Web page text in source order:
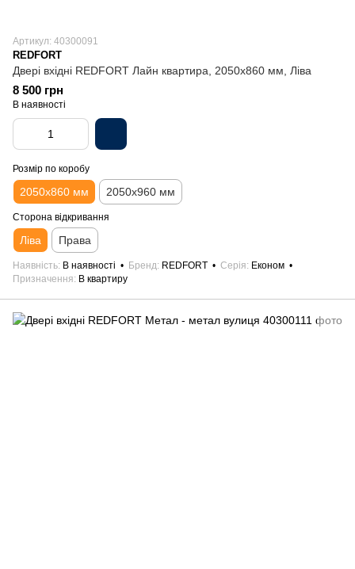
Артикул: 40300091
REDFORT
Двері вхідні REDFORT Лайн квартира, 2050х860 мм, Ліва
8 500 грн
В наявності
Розмір по коробу
2050х860 мм 2050х960 мм
Сторона відкривання
Ліва Права
Наявність В наявності Бренд REDFORT Серія
Економ
Призначення
В квартиру